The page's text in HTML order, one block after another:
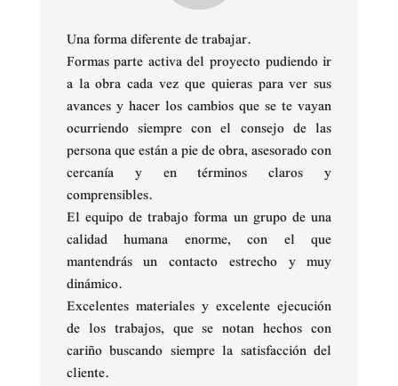
Una forma diferente de trabajar.
Formas parte activa del proyecto pudiendo ir
a la obra cada vez que quieras para ver sus
avances y hacer los cambios que se te vayan
ocurriendo siempre con el consejo de las
persona que están a pie de obra, asesorado con
cercanía y en términos claros y
comprensibles.
El equipo de trabajo forma un grupo de una
calidad humana enorme, con el que
mantendrás un contacto estrecho y muy
dinámico.
Excelentes materiales y excelente ejecución
de los trabajos, que se notan hechos con
cariño buscando siempre la satisfacción del
cliente.